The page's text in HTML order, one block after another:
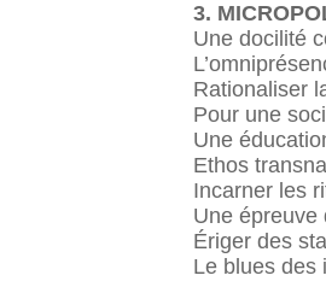
3.
Une docilité
Rationaliser
Pour une
Une
Ethos
Incarner les
Une épreuve
Ériger des
Le blues des